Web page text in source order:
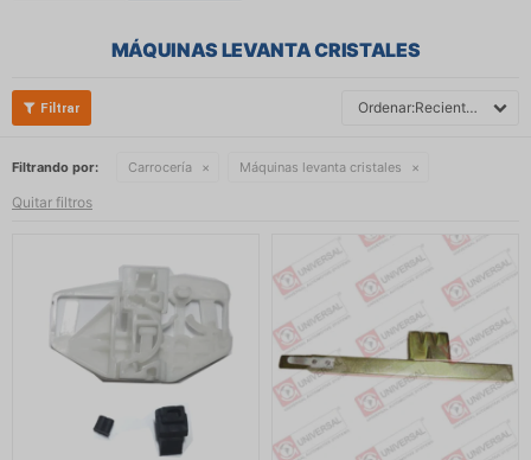
MÁQUINAS LEVANTA CRISTALES
Recientes
Filtrando por: Carrocería Máquinas levanta cristales
Quitar filtros